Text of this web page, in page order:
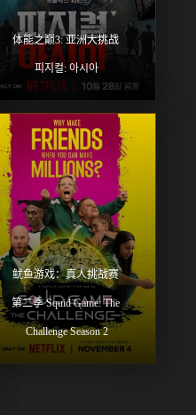
体能之巅3: 亚洲大挑战
피지컬: 아시아
鱿鱼游戏：真人挑战赛
第二季 Squid Game: The
Challenge Season 2